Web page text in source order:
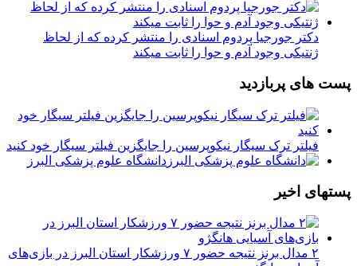
دکتر جورجیا پردوم اسنادی را منتشر کرده که از لحاظ
ژنتیکی وجود آدم و حوا را ثابت میکند
پست های پربازدید
فیلتر ترک سیگار نیکوپرسین را جایگزین فیلتر سیگار خود کنید
دانشگاه علوم پزشکی البرز
پستهای اخیر
۲ مدال برنز نتیجه حضور ۷ ورزشکار استان البرز در بازی‌های